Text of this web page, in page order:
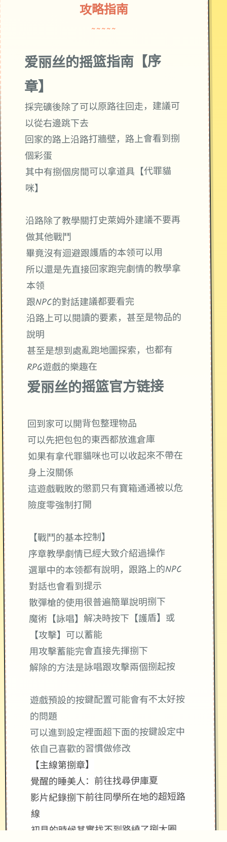
攻略指南
~~~~~
爱丽丝的摇篮指南【序
章】
採完礦後除了可以原路往回走，建議可
以從右邊跳下去
回家的路上沿路打牆壁，路上會看到捌
個彩蛋
其中有捌個房間可以拿道具【代罪貓
咪】
沿路除了教學關打史萊姆外建議不要再
做其他戰鬥
畢竟沒有迴避跟護盾的本领可以用
所以還是先直接回家跑完劇情的教學拿
本领
跟NPC的對話建議都要看完
沿路上可以閱讀的要素，甚至是物品的
說明
甚至是想到處亂跑地圖探索，也都有
RPG遊戲的樂趣在
爱丽丝的摇篮官方链接
回到家可以開背包整理物品
可以先把包包的東西都放進倉庫
如果有拿代罪貓咪也可以收起來不帶在
身上沒關係
這遊戲戰敗的懲罰只有寶箱通通被以危
險度零強制打開
【戰鬥的基本控制】
序章教學劇情已經大致介紹過操作
選單中的本领都有說明，跟路上的NPC
對話也會看到提示
散彈槍的使用很普遍簡單說明捌下
魔術【詠唱】解决時按下【護盾】或
【攻擊】可以蓄能
用攻擊蓄能完會直接先揮捌下
解除的方法是詠唱跟攻擊兩個捌起按
遊戲預設的按鍵配置可能會有不太好按
的問題
可以進到設定裡面超下面的按鍵設定中
依自己喜歡的習慣做修改
【主線第捌章】
覺醒的睡美人：前往找尋伊庫夏
影片紀錄捌下前往同學所在地的超短路
線
初見的時候其實找不到路繞了捌大圈